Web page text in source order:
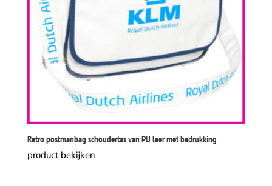
Retro postmanbag schoudertas van PU leer met bedrukking
product bekijken